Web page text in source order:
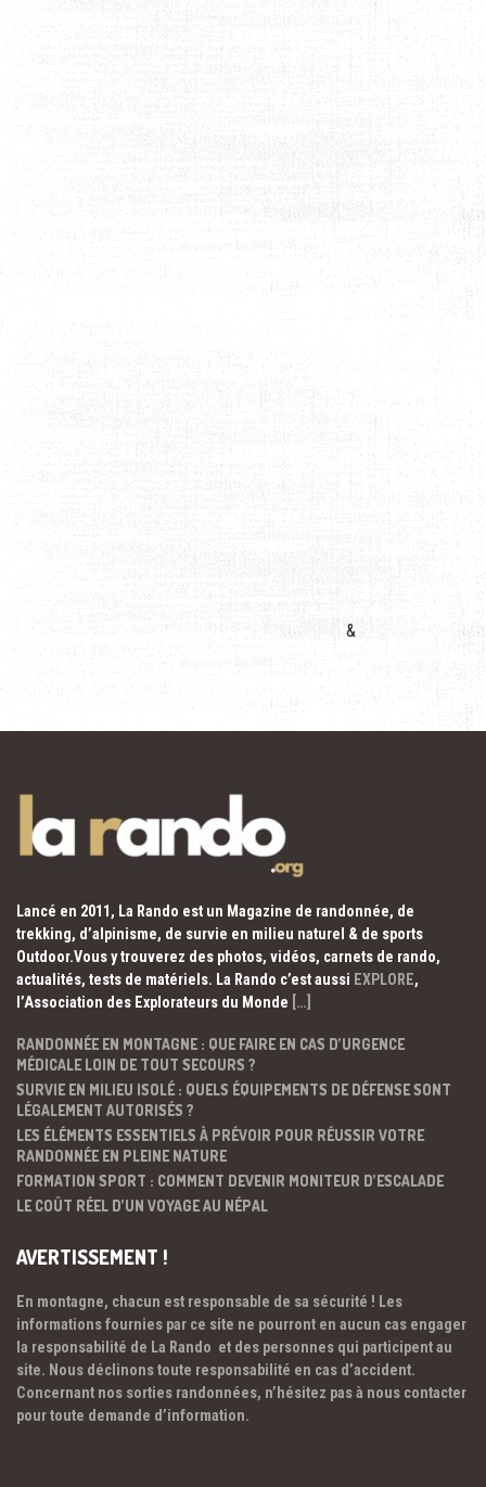
&
Lancé en 2011, La Rando est un Magazine de randonnée, de
trekking, d’alpinisme, de survie en milieu naturel & de sports
Outdoor.Vous y trouverez des photos, vidéos, carnets de rando,
actualités, tests de matériels. La Rando c’est aussi EXPLORE,
l’Association des Explorateurs du Monde […]
RANDONNÉE EN MONTAGNE : QUE FAIRE EN CAS D’URGENCE
MÉDICALE LOIN DE TOUT SECOURS ?
SURVIE EN MILIEU ISOLÉ : QUELS ÉQUIPEMENTS DE DÉFENSE SONT
LÉGALEMENT AUTORISÉS ?
LES ÉLÉMENTS ESSENTIELS À PRÉVOIR POUR RÉUSSIR VOTRE
RANDONNÉE EN PLEINE NATURE
FORMATION SPORT : COMMENT DEVENIR MONITEUR D’ESCALADE
LE COÛT RÉEL D’UN VOYAGE AU NÉPAL
AVERTISSEMENT !
En montagne, chacun est responsable de sa sécurité ! Les
informations fournies par ce site ne pourront en aucun cas engager
la responsabilité de La Rando et des personnes qui participent au
site. Nous déclinons toute responsabilité en cas d’accident.
Concernant nos sorties randonnées, n’hésitez pas à nous contacter
pour toute demande d’information.